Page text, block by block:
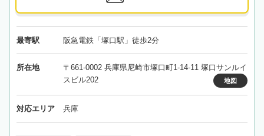
最寄駅 阪急電鉄「塚口駅」徒歩2分
所在地
〒661-0002 兵庫県尼崎市塚口町1-14-11 塚口サンルイ
スビル202
地図
対応エリア 兵庫